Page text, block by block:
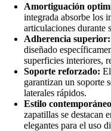
Amortiguación
integrada absorbe los
articulaciones durante
Adherencia superior:
diseñado
superficies interiores,
Soporte reforzado:
garantizan un soporte
laterales rápidos.
Estilo
zapatillas se destacan
elegantes para el uso